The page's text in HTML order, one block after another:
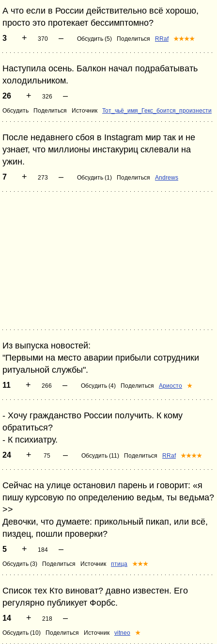
А что если в России действительно всё хорошо,
просто это протекает бессимптомно?
3 + 370 – Обсудить (5) Поделиться RRaf ★★★★
Наступила осень. Балкон начал подрабатывать
холодильником.
26 + 326 –
Обсудить Поделиться Источник Тот_чьё_имя_Гекс_боится_произнести
После недавнего сбоя в Instagram мир так и не
узнает, что миллионы инстакуриц склевали на
ужин.
7 + 273 – Обсудить (1) Поделиться Andrews
Из выпуска новостей:
"Первыми на место аварии прибыли сотрудники
ритуальной службы".
11 + 266 – Обсудить (4) Поделиться Ариосто ★
- Хочу гражданство России получить. К кому
обратиться?
- К психиатру.
24 + 75 – Обсудить (11) Поделиться RRaf ★★★★
Сейчас на улице остановил парень и говорит: «я
пишу курсовую по определению ведьм, ты ведьма?
>>
Девочки, что думаете: прикольный пикап, или всё,
пиздец, пошли проверки?
5 + 184 –
Обсудить (3) Поделиться Источник птица ★★★
Список тех Кто виноват? давно известен. Его
регулярно публикует Форбс.
14 + 218 –
Обсудить (10) Поделиться Источник vitneo ★